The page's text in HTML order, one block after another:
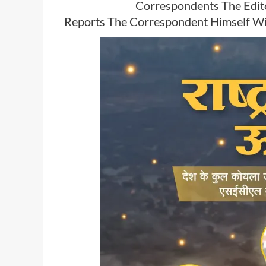
Correspondents The
Reports The Correspondent Himself